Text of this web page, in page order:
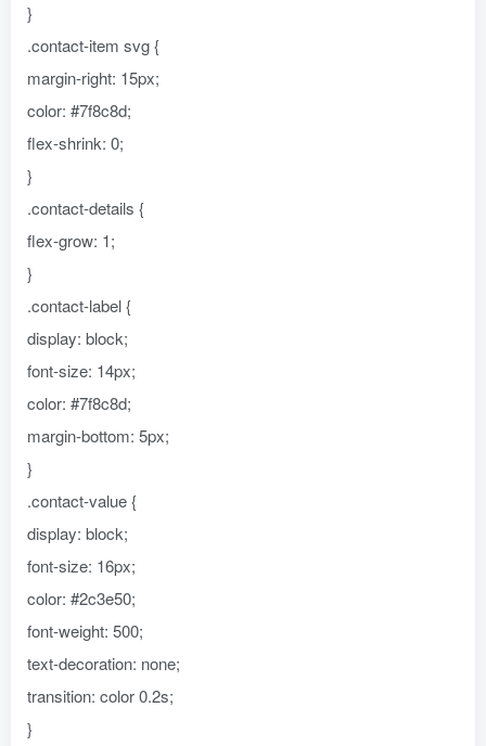
}
.contact-item svg {
margin-right: 15px;
color: #7f8c8d;
flex-shrink: 0;
}
.contact-details {
flex-grow: 1;
}
.contact-label {
display: block;
font-size: 14px;
color: #7f8c8d;
margin-bottom: 5px;
}
.contact-value {
display: block;
font-size: 16px;
color: #2c3e50;
font-weight: 500;
text-decoration: none;
transition: color 0.2s;
}